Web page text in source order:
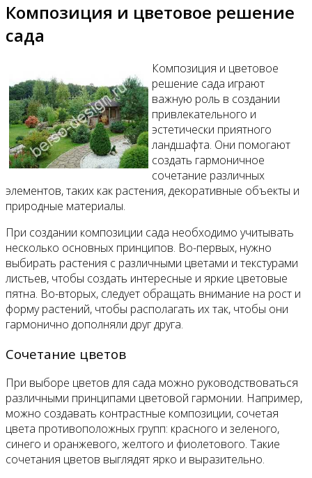
Композиция и цветовое решение
сада
Композиция и цветовое
решение сада играют
важную роль в создании
привлекательного и
эстетически приятного
ландшафта. Они помогают
создать гармоничное
сочетание различных
элементов, таких как растения, декоративные объекты и
природные материалы.
При создании композиции сада необходимо учитывать
несколько основных принципов. Во-первых, нужно
выбирать растения с различными цветами и текстурами
листьев, чтобы создать интересные и яркие цветовые
пятна. Во-вторых, следует обращать внимание на рост и
форму растений, чтобы располагать их так, чтобы они
гармонично дополняли друг друга.
Сочетание цветов
При выборе цветов для сада можно руководствоваться
различными принципами цветовой гармонии. Например,
можно создавать контрастные композиции, сочетая
цвета противоположных групп: красного и зеленого,
синего и оранжевого, желтого и фиолетового. Такие
сочетания цветов выглядят ярко и выразительно.